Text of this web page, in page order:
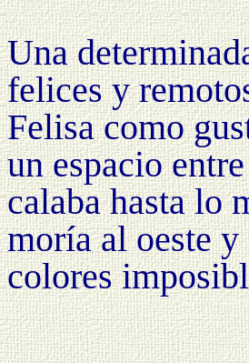
Una
felices y
Felisa como
un espacio
calaba hasta lo
moría al oeste
colores